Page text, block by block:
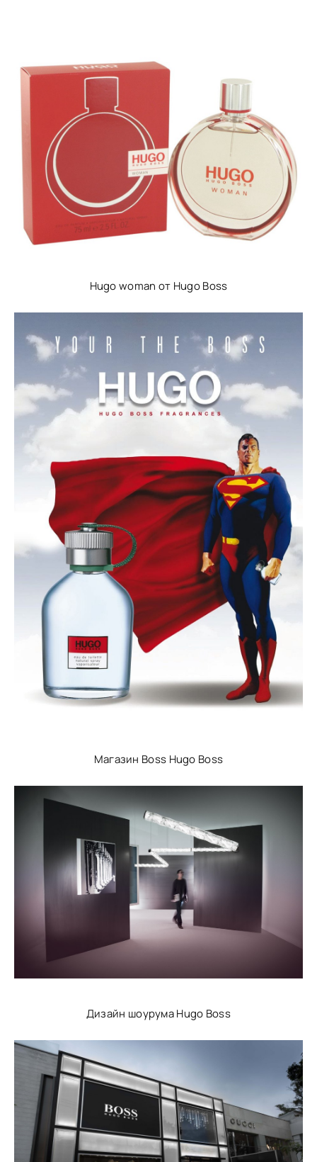
Hugo woman от Hugo Boss
Магазин Boss Hugo Boss
Дизайн шоурума Hugo Boss